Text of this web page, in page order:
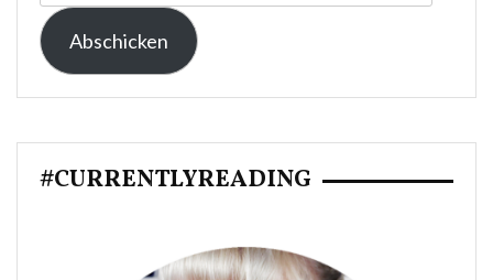
Mail-
Adresse:
Abschicken
#CURRENTLYREADING